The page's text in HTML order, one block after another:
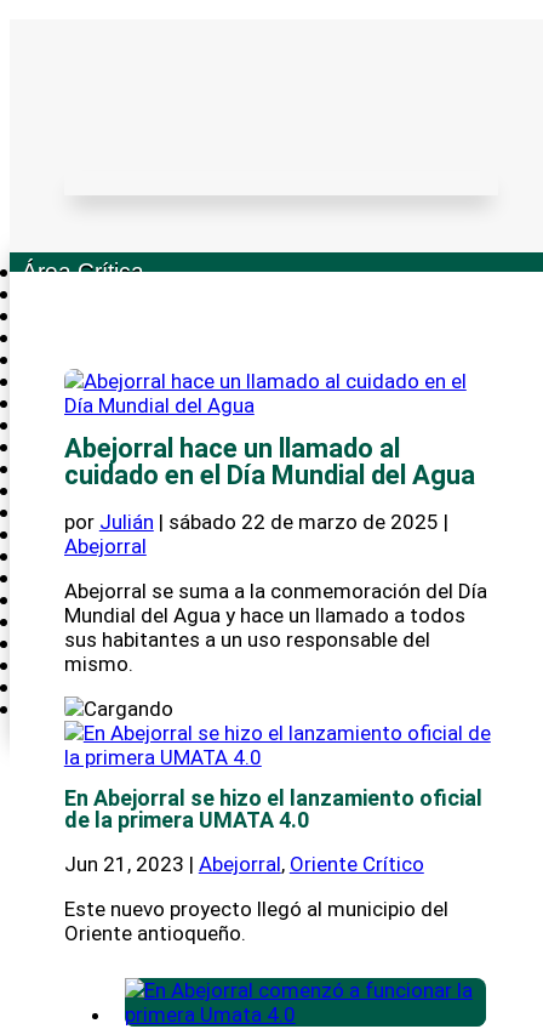
Área Crítica
Magdalena Medio
Nordeste
Suroeste
Urabá Crítica
Crónica
Cultura Ciudadana
Antioquia Literaria
Antioquia Emprende
Medio Ambiente
Ciencia y tecnología
Política
Nación
Antioquia CríticaTV
Antioquia
Medellín
Abejorral hace un llamado al
cuidado en el Día Mundial del Agua
por Julián | sábado 22 de marzo de 2025 |
Abejorral
Abejorral se suma a la conmemoración del Día
Mundial del Agua y hace un llamado a todos
sus habitantes a un uso responsable del
mismo.
En Abejorral se hizo el lanzamiento oficial
de la primera UMATA 4.0
Jun 21, 2023 | Abejorral, Oriente Crítico
Este nuevo proyecto llegó al municipio del
Oriente antioqueño.